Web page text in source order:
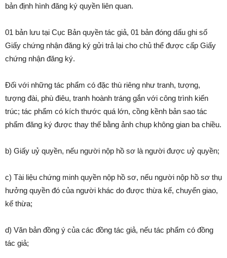
bản định hình đăng ký quyền liên quan.
01 bản lưu tại Cục Bản quyền tác giả, 01 bản đóng dấu ghi số
Giấy chứng nhận đăng ký gửi trả lại cho chủ thể được cấp Giấy
chứng nhận đăng ký.
Đối với những tác phẩm có đặc thù riêng như tranh, tượng,
tượng đài, phù điêu, tranh hoành tráng gắn với công trình kiến
trúc; tác phẩm có kích thước quá lớn, cồng kềnh bản sao tác
phẩm đăng ký được thay thế bằng ảnh chụp không gian ba chiều.
b) Giấy uỷ quyền, nếu người nộp hồ sơ là người được uỷ quyền;
c) Tài liệu chứng minh quyền nộp hồ sơ, nếu người nộp hồ sơ thụ
hưởng quyền đó của người khác do được thừa kế, chuyển giao,
kế thừa;
d) Văn bản đồng ý của các đồng tác giả, nếu tác phẩm có đồng
tác giả;